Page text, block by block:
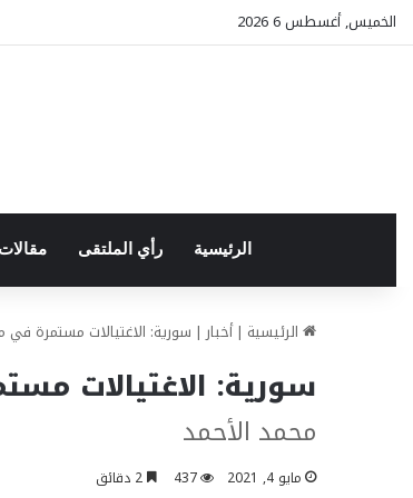
الخميس, أغسطس 6 2026
الرئيسية رأي الملتقى مقالات
الرئيسية | أخبار | سورية: الاغتيالات مستمرة
سورية: الاغتيالات
محمد الأحمد
مايو 4, 2021 437